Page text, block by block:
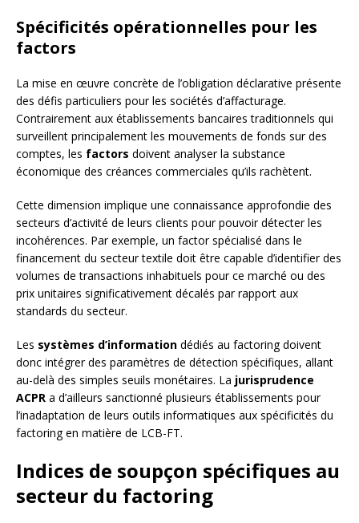
Spécificités opérationnelles pour les
factors
La mise en œuvre concrète de l’obligation déclarative présente
des défis particuliers pour les sociétés d’affacturage.
Contrairement aux établissements bancaires traditionnels qui
surveillent principalement les mouvements de fonds sur des
comptes, les factors doivent analyser la substance
économique des créances commerciales qu’ils rachètent.
Cette dimension implique une connaissance approfondie des
secteurs d’activité de leurs clients pour pouvoir détecter les
incohérences. Par exemple, un factor spécialisé dans le
financement du secteur textile doit être capable d’identifier des
volumes de transactions inhabituels pour ce marché ou des
prix unitaires significativement décalés par rapport aux
standards du secteur.
Les systèmes d’information dédiés au factoring doivent
donc intégrer des paramètres de détection spécifiques, allant
au-delà des simples seuils monétaires. La jurisprudence
ACPR a d’ailleurs sanctionné plusieurs établissements pour
l’inadaptation de leurs outils informatiques aux spécificités du
factoring en matière de LCB-FT.
Indices de soupçon spécifiques au
secteur du factoring